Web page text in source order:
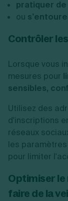
pratiquer
ou
Contrôler
Lorsque vous
mesures pour
sensibles,
Utilisez des
d'inscriptions
réseaux
les
pour limiter
Optimiser le
faire de la